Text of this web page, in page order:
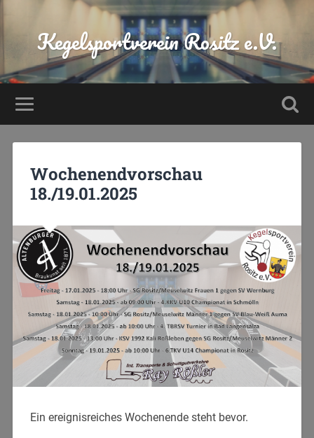
Kegelsportverein Rositz e.V.
Wochenendvorschau
18./19.01.2025
Ein ereignisreiches Wochenende steht bevor.